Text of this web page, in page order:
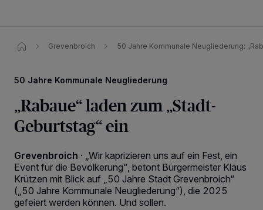
Grevenbroich 50 Jahre Kommunale Neugliederung:
50 Jahre Kommunale Neugliederung
„Rabaue“ laden zum „Stadt-
Geburtstag“ ein
Grevenbroich · „Wir kaprizieren uns auf ein Fest, ein
Event für die Bevölkerung“, betont Bürgermeister Klaus
Krützen mit Blick auf „50 Jahre Stadt Grevenbroich“
(„50 Jahre Kommunale Neugliederung“), die 2025
gefeiert werden können. Und sollen.
Wir und unsere218 -Partner speichern und greifen auf personenbezogene Daten
wie Browserdaten oder eindeutige Kennungen auf Ihrem Gerät zu. Durch Auswahl